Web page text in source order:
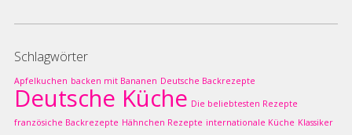
Schlagwörter
Apfelkuchen backen mit Bananen Deutsche Backrezepte
Deutsche Küche Die beliebtesten Rezepte
französiche Backrezepte Hähnchen Rezepte internationale Küche Klassiker